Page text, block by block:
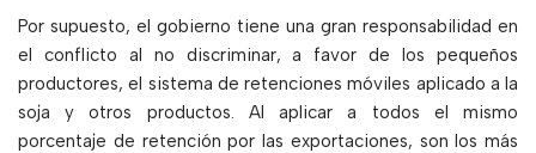
Por supuesto, el gobierno tiene una gran responsabilidad en
el conflicto al no discriminar, a favor de los pequeños
productores, el sistema de retenciones móviles aplicado a la
soja y otros productos. Al aplicar a todos el mismo
porcentaje de retención por las exportaciones, son los más